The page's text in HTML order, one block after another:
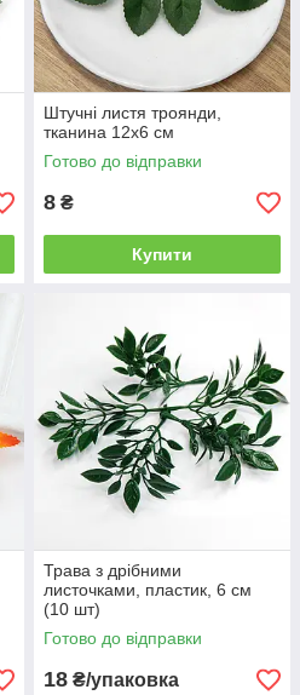
Штучні листя троянди,
тканина 12х6 см
Готово до відправки
8 ₴
Купити
Трава з дрібними
листочками, пластик, 6 см
(10 шт)
Готово до відправки
18 ₴/упаковка